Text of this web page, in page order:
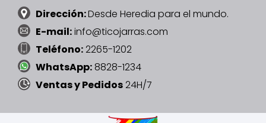
Dirección:Desde Heredia para el mundo.
E-mail:info@ticojarras.com
Teléfono:2265-1202
WhatsApp:8828-1234
Ventas y Pedidos24H/7